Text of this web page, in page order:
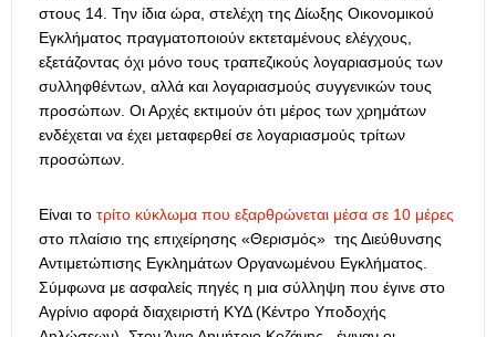
στους 14. Την ίδια ώρα, στελέχη της Δίωξης Οικονομικού
Εγκλήματος πραγματοποιούν εκτεταμένους ελέγχους,
εξετάζοντας όχι μόνο τους τραπεζικούς λογαριασμούς των
συλληφθέντων, αλλά και λογαριασμούς συγγενικών τους
προσώπων. Οι Αρχές εκτιμούν ότι μέρος των χρημάτων
ενδέχεται να έχει μεταφερθεί σε λογαριασμούς τρίτων
προσώπων.
Είναι το τρίτο κύκλωμα που εξαρθρώνεται μέσα σε 10 μέρες
στο πλαίσιο της επιχείρησης «Θερισμός» της Διεύθυνσης
Αντιμετώπισης Εγκλημάτων Οργανωμένου Εγκλήματος.
Σύμφωνα με ασφαλείς πηγές η μια σύλληψη που έγινε στο
Αγρίνιο αφορά διαχειριστή ΚΥΔ (Κέντρο Υποδοχής